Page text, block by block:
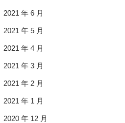
2021 年 6 月
2021 年 5 月
2021 年 4 月
2021 年 3 月
2021 年 2 月
2021 年 1 月
2020 年 12 月